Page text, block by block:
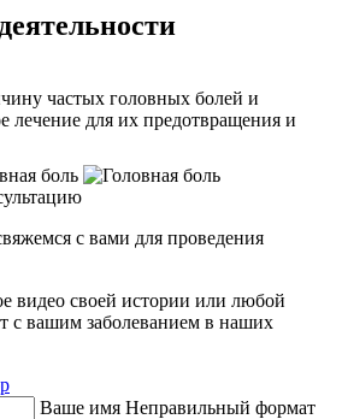
частых головных болей и
лечение для их предотвращения и
с вами для проведения
видео своей истории или любой
с вашим заболеванием в наших
Ваше имя Неправильный формат